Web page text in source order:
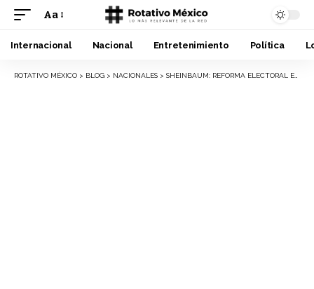
Font
Resizer
Aa
Internacional Nacional Entretenimiento Política
ROTATIVO MÉXICO > BLOG > NACIONALES > SHEINBAUM: REFORMA ELECTORAL EN MICHOACÁN NO LIMITA INDEPENDIENTES